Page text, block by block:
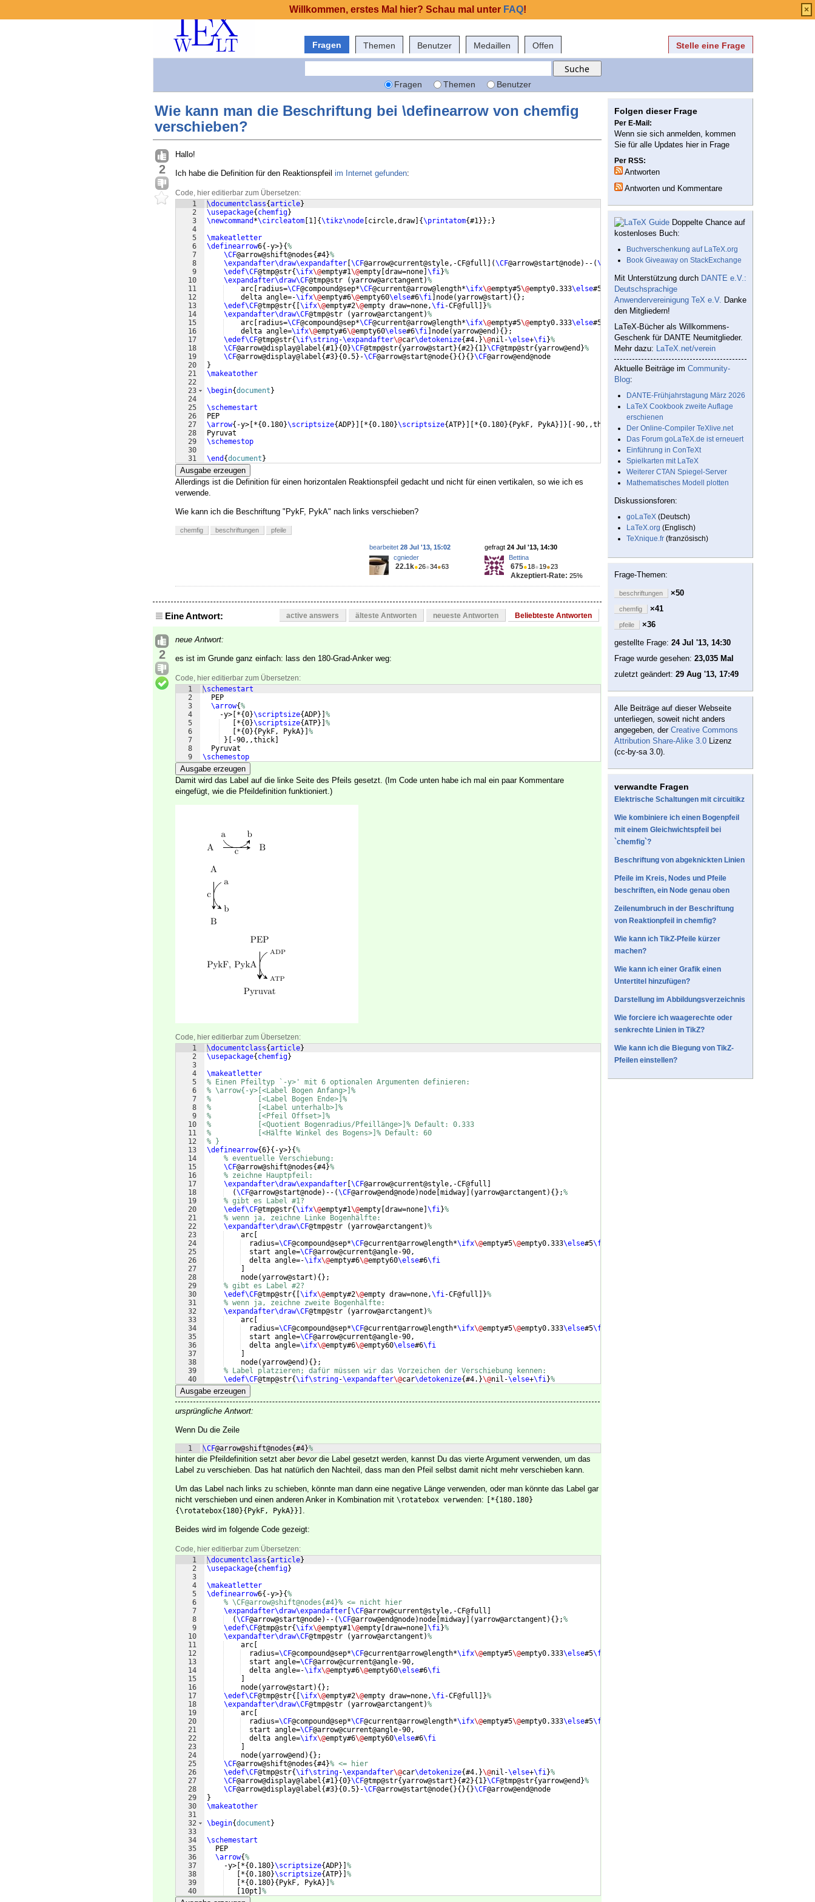
Fragen Themen Benutzer Medaillen Offen Stelle eine Frage
Fragen Themen Benutzer
Wie kann man die Beschriftung bei \definearrow von chemfig
verschieben?
2
Hallo!
Ich habe die Definition für den Reaktionspfeil im Internet gefunden:
Code, hier editierbar zum Übersetzen:
1
2
3
4
5
6
7
8
9
10
11
12
13
14
15
16
17
18
19
20
21
22
23
24
25
26
27
28
29
30
31
\documentclass{article}
\usepackage{ chemfig}
\newcommand *\circleatom 1 {\tikz\node circle,draw] {\printatom{#1}} ; }
\makeatletter
\definearrow6{ -y>}{%
\CF@arrow@shift@nodes{#4}%
\expandafter\draw\expandafter \CF@arrow@current@style,-CF@full (\CF@arrow@start@node) -- (\CF @arrow@end@node) node[midway](yarrow@arctangent
\edef\CF@tmp@str{\ifx\@empty#1\@empty draw=none \fi}%
\expandafter\draw\CF@tmp@str (yarrow@arctangent )%
    arc
radius=\CF@compound@sep*\CF@current@arrow@length*\ifx\@empty#5\@empty0.333\else#5 ,start angle=\CF
    delta angle=-
\ifx\@empty#6\@empty60\else#6\fi node(yarrow@start ) { } ;
\edef\CF@tmp@str{[ \ifx\@empty#2\@empty draw=none,\fi-CF@full ]}%
\expandafter\draw\CF@tmp@str (yarrow@arctangent )%
    arc
radius=\CF@compound@sep*\CF@current@arrow@length*\ifx\@empty#5\@empty0.333\else#5 ,start angle= \CF @arrow@current@angle-90,
    delta angle=
\ifx\@empty#6\@empty60\else#6\fi node(yarrow@end ) { } ;
\edef\CF@tmp@str{\if\string-\expandafter\@car\detokenize{#4. }\@nil-\else+\fi}%
\CF@arrow@display@label{#1}{0}\CF@tmp@str{yarrow@start }{#2}{ 1}\CF@tmp@str{yarrow@end }%
\CF@arrow@display@label{#3}{0.5} -\CF@arrow@start@node{ }{ }{ }\CF@arrow@end@node
}
\makeatother
\begin{document }
\schemestart
PEP
\arrow{ -y> *{0.180}\scriptsize{ADP}] *{0.180}\scriptsize{ATP}] *{0.180}{ PykF, PykA}]} -90,,thick
Pyruvat
\schemestop
\end {document }
Ausgabe erzeugen
Allerdings ist die Definition für einen horizontalen Reaktionspfeil gedacht und nicht für einen vertikalen, so wie ich es
verwende.
Wie kann ich die Beschriftung "PykF, PykA" nach links verschieben?
chemfig beschriftungen pfeile
gefragt 24 Jul '13, 14:30
Bettina
675●18●19●23
Akzeptiert-Rate: 25%
bearbeitet 28 Jul '13, 15:02
cgnieder
22.1k●26●34●63
Eine Antwort: active answers älteste Antworten neueste Antworten Beliebteste Antworten
2
neue Antwort:
es ist im Grunde ganz einfach: lass den 180-Grad-Anker weg:
Code, hier editierbar zum Übersetzen:
1
2
3
4
5
6
7
8
9
\schemestart
  PEP
\arrow{%
    -y>
*{0}\scriptsize{ADP}] %
*{0}\scriptsize{ATP}] %
*{0}{ PykF, PykA}] %
}
-90,,thick
  Pyruvat
\schemestop
Ausgabe erzeugen
Damit wird das Label auf die linke Seite des Pfeils gesetzt. (Im Code unten habe ich mal ein paar Kommentare
eingefügt, wie die Pfeildefinition funktioniert.)
Code, hier editierbar zum Übersetzen:
1
2
3
4
5
6
7
8
9
10
11
12
13
14
15
16
17
18
19
20
21
22
23
24
25
26
27
28
29
30
31
32
33
34
35
36
37
38
39
40
41
\documentclass{article}
\usepackage{ chemfig}
\makeatletter
% Einen Pfeiltyp `-y>' mit 6 optionalen Argumenten definieren:
% \arrow{-y>[<Label Bogen Anfang>]%
%           [<Label Bogen Ende>]%
%           [<Label unterhalb>]%
%           [<Pfeil Offset>]%
%           [<Quotient Bogenradius/Pfeillänge>]% Default: 0.333
%           [<Hälfte Winkel des Bogens>]% Default: 60
% }
\definearrow{6}{ -y>}{%
% eventuelle Verschiebung:
\CF@arrow@shift@nodes{#4}%
% zeichne Hauptpfeil:
\expandafter\draw\expandafter \CF@arrow@current@style,-CF@full
(\CF@arrow@start@node) -- (\CF@arrow@end@node) node midway (yarrow@arctangent ) { } ;%
% gibt es Label #1?
\edef\CF@tmp@str{\ifx\@empty#1\@empty draw=none \fi}%
% wenn ja, zeichne Linke Bogenhälfte:
\expandafter\draw\CF@tmp@str (yarrow@arctangent )%
    arc
  radius=
\CF@compound@sep*\CF@current@arrow@length*\ifx\@empty#5\@empty0.333\else#5\fi
  start angle=
\CF@arrow@current@angle-90,
  delta angle=-
\ifx\@empty#6\@empty60\else#6\fi
    node
(yarrow@start ) { } ;
% gibt es Label #2?
\edef\CF@tmp@str{[ \ifx\@empty#2\@empty draw=none,\fi-CF@full ]}%
% wenn ja, zeichne zweite Bogenhälfte:
\expandafter\draw\CF@tmp@str (yarrow@arctangent )%
    arc
  radius=
\CF@compound@sep*\CF@current@arrow@length*\ifx\@empty#5\@empty0.333\else#5\fi
  start angle=
\CF@arrow@current@angle-90,
  delta angle=
\ifx\@empty#6\@empty60\else#6\fi
    node
(yarrow@end ) { } ;
% Label platzieren; dafür müssen wir das Vorzeichen der Verschiebung kennen:
\edef\CF@tmp@str{\if\string-\expandafter\@car\detokenize{#4. }\@nil-\else+\fi}%
% platziere Label #1 und #2:
Ausgabe erzeugen
ursprüngliche Antwort:
Wenn Du die Zeile
1 \CF@arrow@shift@nodes{#4}%
hinter die Pfeildefinition setzt aber bevordie Label gesetzt werden, kannst Du das vierte Argument verwenden, um das
Label zu verschieben. Das hat natürlich den Nachteil, dass man den Pfeil selbst damit nicht mehr verschieben kann.
Um das Label nach links zu schieben, könnte man dann eine negative Länge verwenden, oder man könnte das Label gar
nicht verschieben und einen anderen Anker in Kombination mit \rotatebox verwenden:
[*{180.180}
{\rotatebox{180}{PykF, PykA}}] .
Beides wird im folgende Code gezeigt:
Code, hier editierbar zum Übersetzen:
1
2
3
4
5
6
7
8
9
10
11
12
13
14
15
16
17
18
19
20
21
22
23
24
25
26
27
28
29
30
31
32
33
34
35
36
37
38
39
40
41
\documentclass{article}
\usepackage{ chemfig}
\makeatletter
\definearrow6{ -y>}{%
% \CF@arrow@shift@nodes{#4}% <= nicht hier
\expandafter\draw\expandafter \CF@arrow@current@style,-CF@full
(\CF@arrow@start@node) -- (\CF@arrow@end@node) node midway (yarrow@arctangent ) { } ;%
\edef\CF@tmp@str{\ifx\@empty#1\@empty draw=none \fi}%
\expandafter\draw\CF@tmp@str (yarrow@arctangent )%
    arc
  radius=
\CF@compound@sep*\CF@current@arrow@length*\ifx\@empty#5\@empty0.333\else#5\fi
  start angle=
\CF@arrow@current@angle-90,
  delta angle=-
\ifx\@empty#6\@empty60\else#6\fi
    node
(yarrow@start ) { } ;
\edef\CF@tmp@str{[ \ifx\@empty#2\@empty draw=none,\fi-CF@full ]}%
\expandafter\draw\CF@tmp@str (yarrow@arctangent )%
    arc
  radius=
\CF@compound@sep*\CF@current@arrow@length*\ifx\@empty#5\@empty0.333\else#5\fi
  start angle=
\CF@arrow@current@angle-90,
  delta angle=
\ifx\@empty#6\@empty60\else#6\fi
    node
(yarrow@end ) { } ;
\CF@arrow@shift@nodes{#4}% <= hier
\edef\CF@tmp@str{\if\string-\expandafter\@car\detokenize{#4. }\@nil-\else+\fi}%
\CF@arrow@display@label{#1}{0}\CF@tmp@str{yarrow@start }{#2}{ 1}\CF@tmp@str{yarrow@end }%
\CF@arrow@display@label{#3}{0.5} -\CF@arrow@start@node{ }{ }{ }\CF@arrow@end@node
}
\makeatother
\begin{document }
\schemestart
  PEP
\arrow{%
    -y>
*{0.180}\scriptsize{ADP}] %
*{0.180}\scriptsize{ATP}] %
*{0.180}{ PykF, PykA}] %
10pt %
}[-90,,thick
Folgen dieser Frage
Per E-Mail:
Wenn sie sich anmelden, kommen
Sie für alle Updates hier in Frage
Per RSS:
Antworten
Antworten und Kommentare
Doppelte Chance auf
kostenloses Buch:
Buchverschenkung auf LaTeX.org
Book Giveaway on StackExchange
Mit Unterstützung durch DANTE e.V.:
Deutschsprachige
Anwendervereinigung TeX e.V. Danke
den Mitgliedern!
LaTeX-Bücher als Willkommens-
Geschenk für DANTE Neumitglieder.
Mehr dazu: LaTeX.net/verein
Aktuelle Beiträge im Community-
Blog:
DANTE-Frühjahrstagung März 2026
LaTeX Cookbook zweite Auflage
erschienen
Der Online-Compiler TeXlive.net
Das Forum goLaTeX.de ist erneuert
Einführung in ConTeXt
Spielkarten mit LaTeX
Weiterer CTAN Spiegel-Server
Mathematisches Modell plotten
Diskussionsforen:
goLaTeX (Deutsch)
LaTeX.org (Englisch)
TeXnique.fr (französisch)
Frage-Themen:
beschriftungen ×50
chemfig ×41
pfeile
×36
gestellte Frage: 24 Jul '13, 14:30
Frage wurde gesehen: 23,035 Mal
zuletzt geändert: 29 Aug '13, 17:49
Alle Beiträge auf dieser Webseite
unterliegen, soweit nicht anders
angegeben, der Creative Commons
Attribution Share-Alike 3.0 Lizenz
(cc-by-sa 3.0).
verwandte Fragen
Elektrische Schaltungen mit circuitikz
Wie kombiniere ich einen Bogenpfeil
mit einem Gleichwichtspfeil bei
`chemfig`?
Beschriftung von abgeknickten Linien
Pfeile im Kreis, Nodes und Pfeile
beschriften, ein Node genau oben
Zeilenumbruch in der Beschriftung
von Reaktionpfeil in chemfig?
Wie kann ich TikZ-Pfeile kürzer
machen?
Wie kann ich einer Grafik einen
Untertitel hinzufügen?
Darstellung im Abbildungsverzeichnis
Wie forciere ich waagerechte oder
senkrechte Linien in TikZ?
Wie kann ich die Biegung von TikZ-
Pfeilen einstellen?
Willkommen, erstes Mal hier? Schau mal unter FAQ! ×